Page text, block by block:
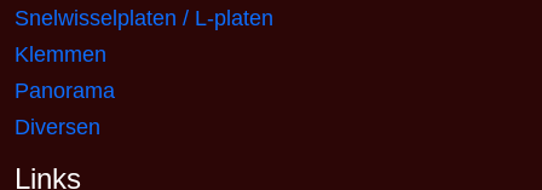
Snelwisselplaten / L-platen
Klemmen
Panorama
Diversen
Links